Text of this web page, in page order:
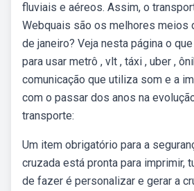
fluviais e aéreos. Assim, o
Webquais são os melhores meios
de janeiro? Veja nesta página o
para usar metrô , vlt , táxi , uber ,
comunicação que utiliza som e a
com o passar dos anos na
transporte:
Um item obrigatório para a
cruzada está pronta para imprimir,
de fazer é personalizar e gerar a